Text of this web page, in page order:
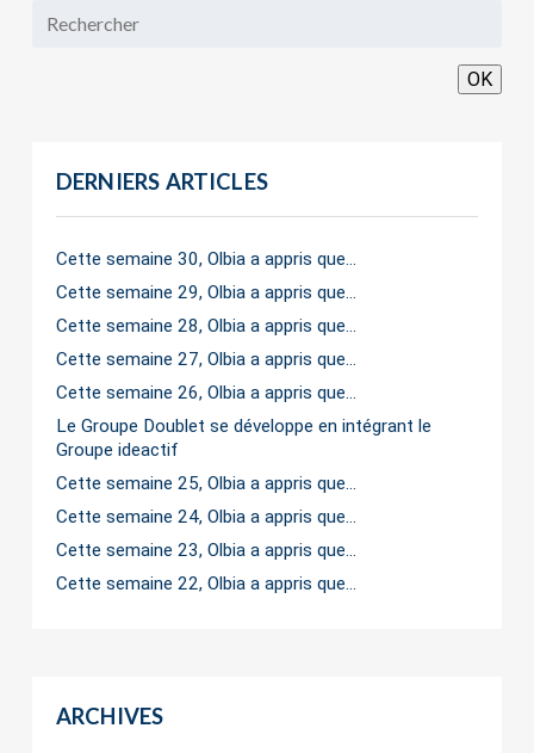
OK
DERNIERS ARTICLES
Cette semaine 30, Olbia a appris que…
Cette semaine 29, Olbia a appris que…
Cette semaine 28, Olbia a appris que…
Cette semaine 27, Olbia a appris que…
Cette semaine 26, Olbia a appris que…
Le Groupe Doublet se développe en intégrant le
Groupe ideactif
Cette semaine 25, Olbia a appris que…
Cette semaine 24, Olbia a appris que…
Cette semaine 23, Olbia a appris que…
Cette semaine 22, Olbia a appris que…
ARCHIVES